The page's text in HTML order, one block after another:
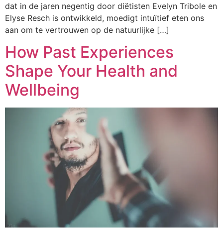
dat in de jaren negentig door diëtisten Evelyn Tribole en
Elyse Resch is ontwikkeld, moedigt intuïtief eten ons
aan om te vertrouwen op de natuurlijke […]
How Past Experiences
Shape Your Health and
Wellbeing